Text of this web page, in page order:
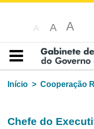
A A A
Índice
Início
Cooperação
Chefe do